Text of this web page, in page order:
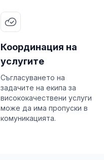
Координация на
услугите
Съгласуването на
задачите на екипа за
висококачествени услуги
може да има пропуски в
комуникацията.